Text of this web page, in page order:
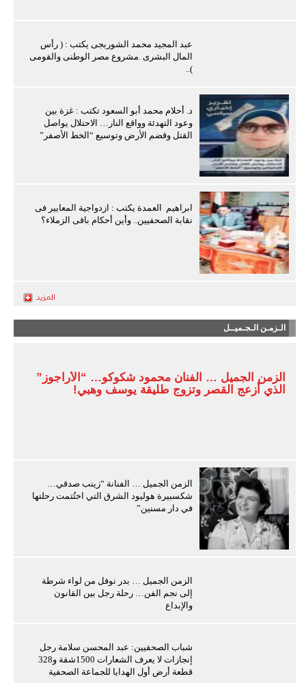
عبد المجيد محمد الشوربجى يكتب : ( رأس
المال البشرى .مشروع مصر الوطنى والقومى
)..
د. أحلام محمد أبو السعود تكتب : غزة بين
وعود التهدئة وواقع النار… الاحتلال يواصل
القتل وقضم الأرض وتوسيع “الخط الأصفر”
ابراهيم العمدة يكتب : ازدواجية المعايير فى
نقابة الصحفيين.. وأين أحكام باقى الزملاء؟
الـزمـن الـجـميــل
الزمن الجميل … الفنان محمود شكوكو… “الأراجوز”
الذي أزعج القصر وتزوج طليقة يوسف وهبي!
الزمن الجميل … الفنانة “زينب صدقي…
شكسبيرة هوليود الشرق التي اختُتمت رحلتها
في دار مسنين”
الزمن الجميل … بدر نوفل من لواء شرطة
إلى نجم الفن… رحلة رجل بين القانون
والإبداع
شباب الصحفيين: عبد المحسن سلامة رجل
إنجازات لا يعرف الشعارات 1500شقة و328
قطعة أرض أول الهدايا للجماعة الصحفية